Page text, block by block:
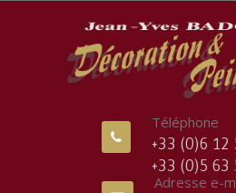
Téléphone
+33 (0)6 12
+33 (0)5 63
Adresse e-